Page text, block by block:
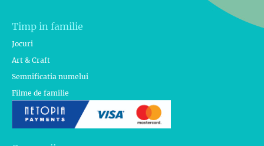
Timp in familie
Jocuri
Art & Craft
Semnificatia numelui
Filme de familie